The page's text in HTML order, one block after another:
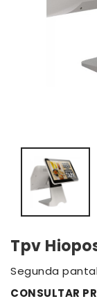
Tpv
Segunda
CONSULTAR